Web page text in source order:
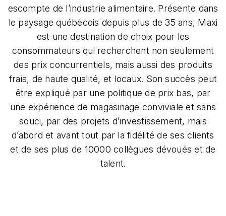
escompte de l’industrie alimentaire. Présente dans
le paysage québécois depuis plus de 35 ans, Maxi
est une destination de choix pour les
consommateurs qui recherchent non seulement
des prix concurrentiels, mais aussi des produits
frais, de haute qualité, et locaux. Son succès peut
être expliqué par une politique de prix bas, par
une expérience de magasinage conviviale et sans
souci, par des projets d’investissement, mais
d’abord et avant tout par la fidélité de ses clients
et de ses plus de 10000 collègues dévoués et de
talent.​